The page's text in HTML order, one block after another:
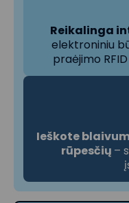
Reikalinga
elektroniniu
praėjimo
Ieškote
rūpesčių –